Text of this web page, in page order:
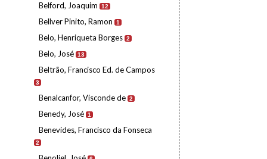
Belford, Joaquim 12
Bellver Pinito, Ramon 1
Belo, Henriqueta Borges 2
Belo, José 13
Beltrão, Francisco Ed. de Campos
3
Benalcanfor, Visconde de 2
Benedy, José 1
Benevides, Francisco da Fonseca
2